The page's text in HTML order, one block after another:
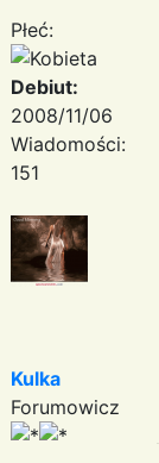
Płeć:
Debiut:
2008/11/06
Wiadomości:
151
Kulka
Forumowicz